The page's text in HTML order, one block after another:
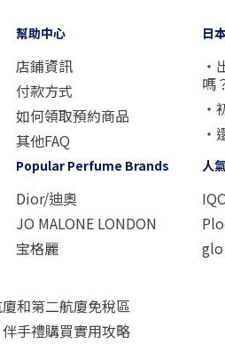
幫助中心
店鋪資訊
付款方式
如何領取預約商品
其他FAQ
日
・
嗎
・
・
Popular Perfume Brands
Dior/迪奧
JO MALONE LONDON
宝格麗
人
glo
和第二航廈免稅區
手禮購買實用攻略